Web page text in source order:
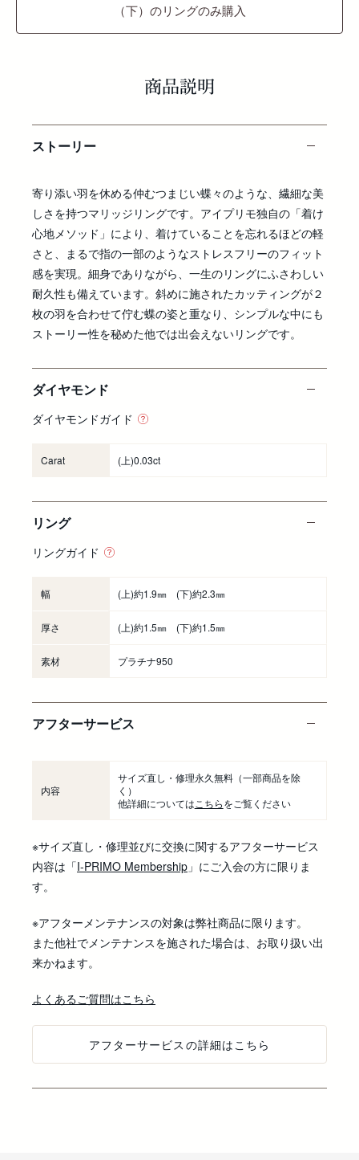
（下）のリングのみ購入
商品説明
ストーリー
寄り添い羽を休める仲むつまじい蝶々のような、繊細な美
しさを持つマリッジリングです。アイプリモ独自の「着け
心地メソッド」により、着けていることを忘れるほどの軽
さと、まるで指の一部のようなストレスフリーのフィット
感を実現。細身でありながら、一生のリングにふさわしい
耐久性も備えています。斜めに施されたカッティングが２
枚の羽を合わせて佇む蝶の姿と重なり、シンプルな中にも
ストーリー性を秘めた他では出会えないリングです。
ダイヤモンド
ダイヤモンドガイド
Carat (上)0.03ct
リング
リングガイド
幅 (上)約1.9㎜ (下)約2.3㎜
厚さ (上)約1.5㎜ (下)約1.5㎜
素材 プラチナ950
アフターサービス
内容
サイズ直し・修理永久無料（一部商品を除
く）
他詳細については こちらをご覧ください
※サイズ直し・修理並びに交換に関するアフターサービス
内容は「I-PRIMO Membership 」にご入会の方に限りま
す。
※アフターメンテナンスの対象は弊社商品に限ります。
また他社でメンテナンスを施された場合は、お取り扱い出
来かねます。
よくあるご質問はこちら
アフターサービスの詳細はこちら